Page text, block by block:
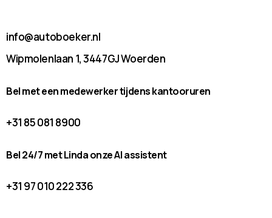
info@autoboeker.nl
Wipmolenlaan 1, 3447GJ Woerden
Bel met een medewerker tijdens kantooruren
+31 85 081 8900
Bel 24/7 met Linda onze AI assistent
+31 97 010 222 336